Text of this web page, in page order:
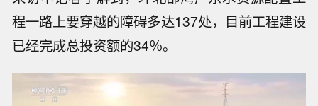
程一路上要穿越的障碍多达137处，目前工程建设
已经完成总投资额的34％。